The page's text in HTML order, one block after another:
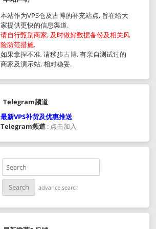
本站作为VPS仓及古博的补充站点, 旨在给大
家提供更快的信息渠道.
请自行甄别商家, 及时做好数据备份及相关风
险防范措施.
如果拿捏不准, 请移步古博, 有亲自测试过的
商家及演示站, 相对稳妥.
Telegram频道
最新VPS补货及优惠推送
Telegram频道 : 点击加入
advance search